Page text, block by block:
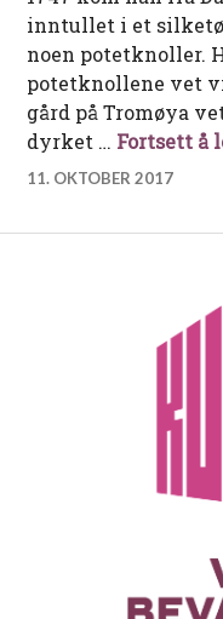
inntullet i et
noen potetknoller.
potetknollene vet
gård på Tromøya
dyrket … Fortsett å
11. OKTOBER 2017